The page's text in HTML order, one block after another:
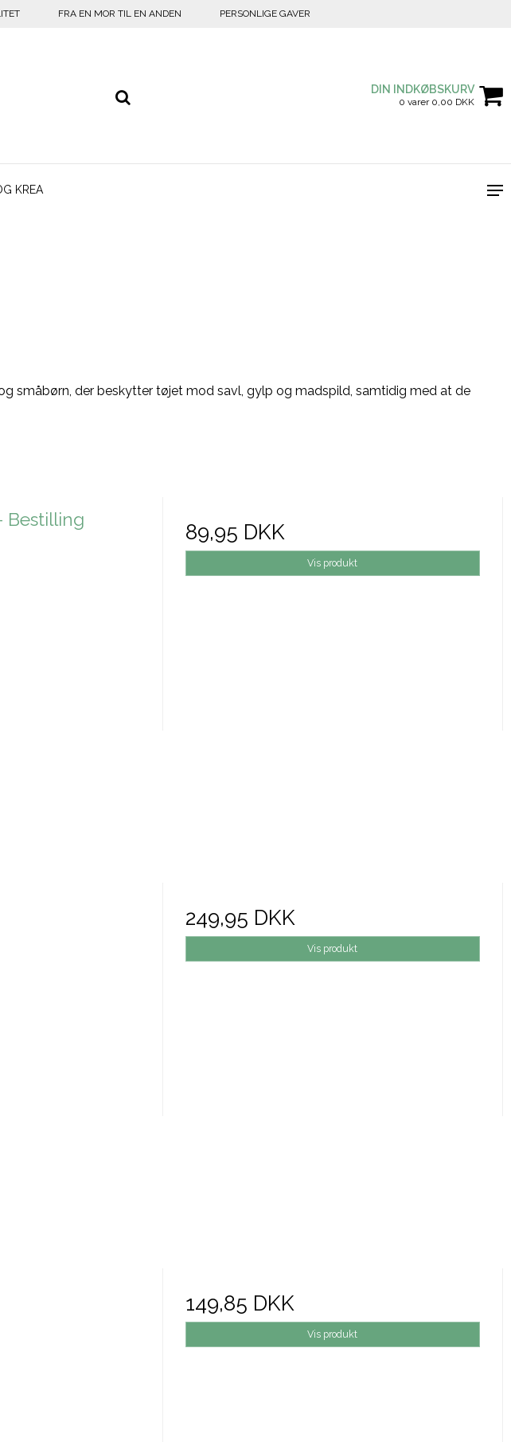
FRA EN MOR TIL EN ANDEN PERSONLIGE GAVER
DIN INDKØBSKURV
0 varer 0,00 DKK
KREA
småbørn, der beskytter tøjet mod savl, gylp og madspild, samtidig med at de
Bestilling 89,95 DKK
Vis produkt
249,95 DKK
Vis produkt
149,85 DKK
Vis produkt